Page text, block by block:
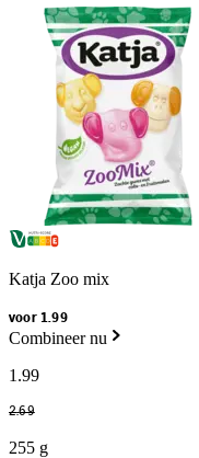
Katja Zoo mix
voor 1.99
Combineer nu
1 .99
2.69
255 g